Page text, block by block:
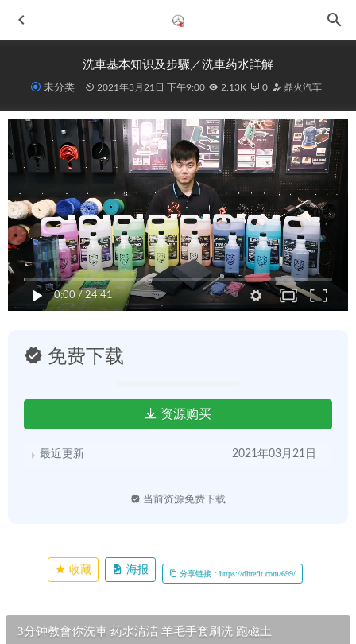
洗車基本知识及步驟／洗車药水詳解
未分类 2021年3月21日 下午9:00 2.13K 0 鼎火汽车
0:00 / 24:41
免费下载
资源购买
最近更新 2021年03月21日
当前资源免费下载
收藏 海报 分享链接：https://dhrefit.com/699/
3分钟教會你洗車 药水清洁 羊毛手套刷洗 跑磁土
2026年惠城奔驰ML汽修店专业分析与选择指南 2026-07-02
2026年惠州奔驰二手车维修厂选择全解析：专业视角与推荐
参考 2026-07-02
2026年惠城区汽车保养选择指南：聚焦设备与专业服务的价
值评估 2026-07-02
析 2026-07-01